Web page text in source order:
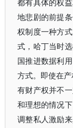
都有具体的权
地悲剧的前提
权制度一种方
式，哈丁当时
国推进数据利
方式。即使在
有财产权并不
和理想的情况
调整私人激励